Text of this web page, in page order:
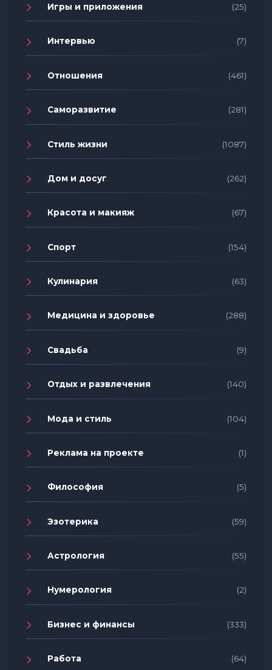
Игры и приложения (25)
Интервью (7)
Отношения (461)
Саморазвитие (281)
Стиль жизни (1087)
Дом и досуг (262)
Красота и макияж (67)
Спорт (154)
Кулинария (63)
Медицина и здоровье (288)
Свадьба (9)
Отдых и развлечения (140)
Мода и стиль (104)
Реклама на проекте (1)
Философия (5)
Эзотерика (59)
Астрология (55)
Нумерология (2)
Бизнес и финансы (333)
Работа (64)